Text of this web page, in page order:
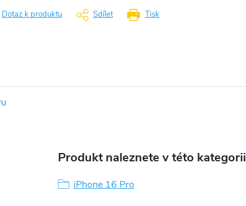
Tisk
Dotaz k produktu Sdílet
Produkt naleznete v této kategorii
iPhone 16 Pro